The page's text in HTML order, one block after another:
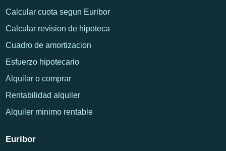
Calcular cuota segun Euribor
Calcular revision de hipoteca
Cuadro de amortizacion
Esfuerzo hipotecario
Alquilar o comprar
Rentabilidad alquiler
Alquiler minimo rentable
Euribor